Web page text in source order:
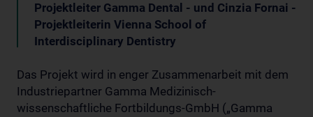
Projektleiter Gamma Dental - und Cinzia Fornai -
Projektleiterin Vienna School of
Interdisciplinary Dentistry
Das Projekt wird in enger Zusammenarbeit mit dem
Industriepartner Gamma Medizinisch-
wissenschaftliche Fortbildungs-GmbH („Gamma